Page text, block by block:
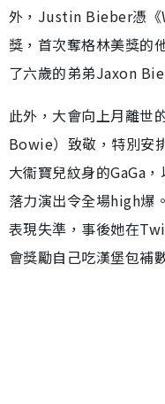
外，Justin Bieber憑《
獎，首次奪格林美獎的
了六歲的弟弟Jaxon
此外，大會向上月離世
Bowie）致敬，特別安
大衞寶兒紋身的GaGa
落力演出令全場high爆
表現失準，事後她在
會獎勵自己吃漢堡包補